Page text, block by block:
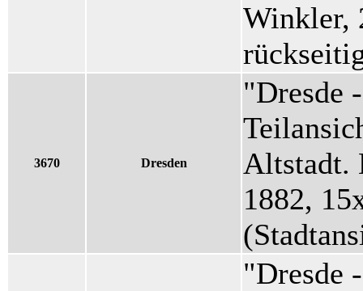
Winkler,
3670 Dresden
"Dresde
Altstadt.
1882,
"Dresde